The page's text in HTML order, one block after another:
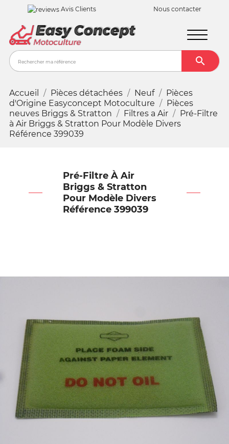
Avis Clients Nous contacter

Accueil Pièces détachées Neuf
Pièces
d'Origine Easyconcept Motoculture
Pièces
neuves Briggs & Stratton
Filtres a Air
Pré-Filtre
à Air Briggs & Stratton Pour Modèle Divers
Référence 399039
Pré-Filtre À Air
Briggs & Stratton
Pour Modèle Divers
Référence 399039